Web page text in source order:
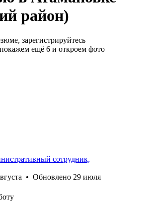
район)
зарегистрируйтесь
ещё 6 и откроем фото
сотрудник,
• Обновлено 29 июля